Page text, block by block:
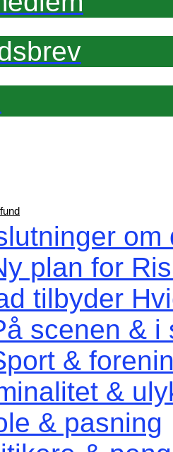
om
plan for
tilbyder
scenen & i
&
&
& pasning